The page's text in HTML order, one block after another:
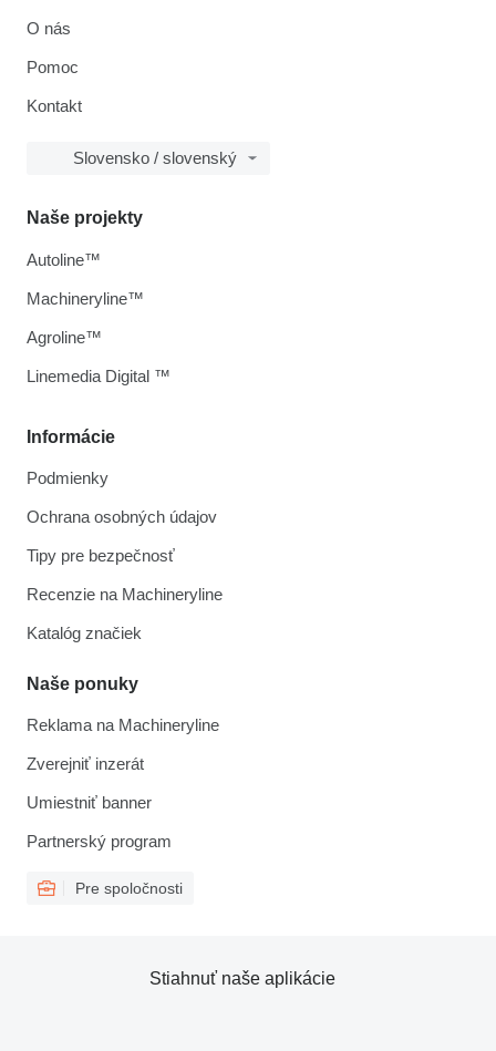
O nás
Pomoc
Kontakt
Slovensko / slovenský
Informácie
Podmienky
Ochrana osobných údajov
Tipy pre bezpečnosť
Recenzie na Machineryline
Katalóg značiek
Naše ponuky
Reklama na Machineryline
Zverejniť inzerát
Umiestniť banner
Partnerský program
Pre spoločnosti
Naše projekty
Autoline™
Machineryline™
Agroline™
Linemedia Digital ™
Stiahnuť naše aplikácie